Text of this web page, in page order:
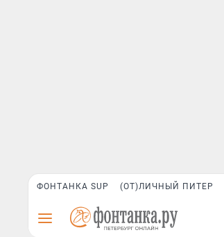
ФОНТАНКА SUP (ОТ)ЛИЧНЫЙ ПИТЕР